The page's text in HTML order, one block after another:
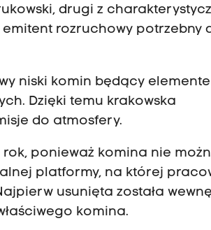
drugi z
rozruchowy potrzebny
niski komin będący
Dzięki temu krakowska
do atmosfery.
ponieważ komina nie
platformy, na której
usunięta została
komina.